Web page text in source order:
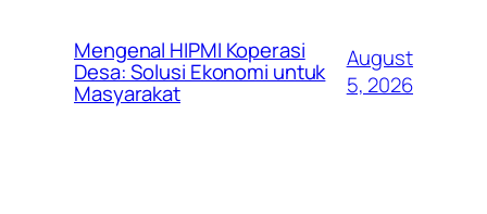
Mengenal HIPMI Koperasi
Desa: Solusi Ekonomi untuk
Masyarakat
August
5, 2026